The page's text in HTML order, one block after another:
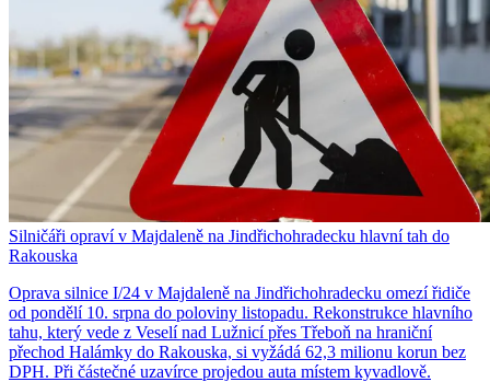
Silničáři opraví v Majdaleně na Jindřichohradecku hlavní tah do
Rakouska
Oprava silnice I/24 v Majdaleně na Jindřichohradecku omezí řidiče
od pondělí 10. srpna do poloviny listopadu. Rekonstrukce hlavního
tahu, který vede z Veselí nad Lužnicí přes Třeboň na hraniční
přechod Halámky do Rakouska, si vyžádá 62,3 milionu korun bez
DPH. Při částečné uzavírce projedou auta místem kyvadlově.